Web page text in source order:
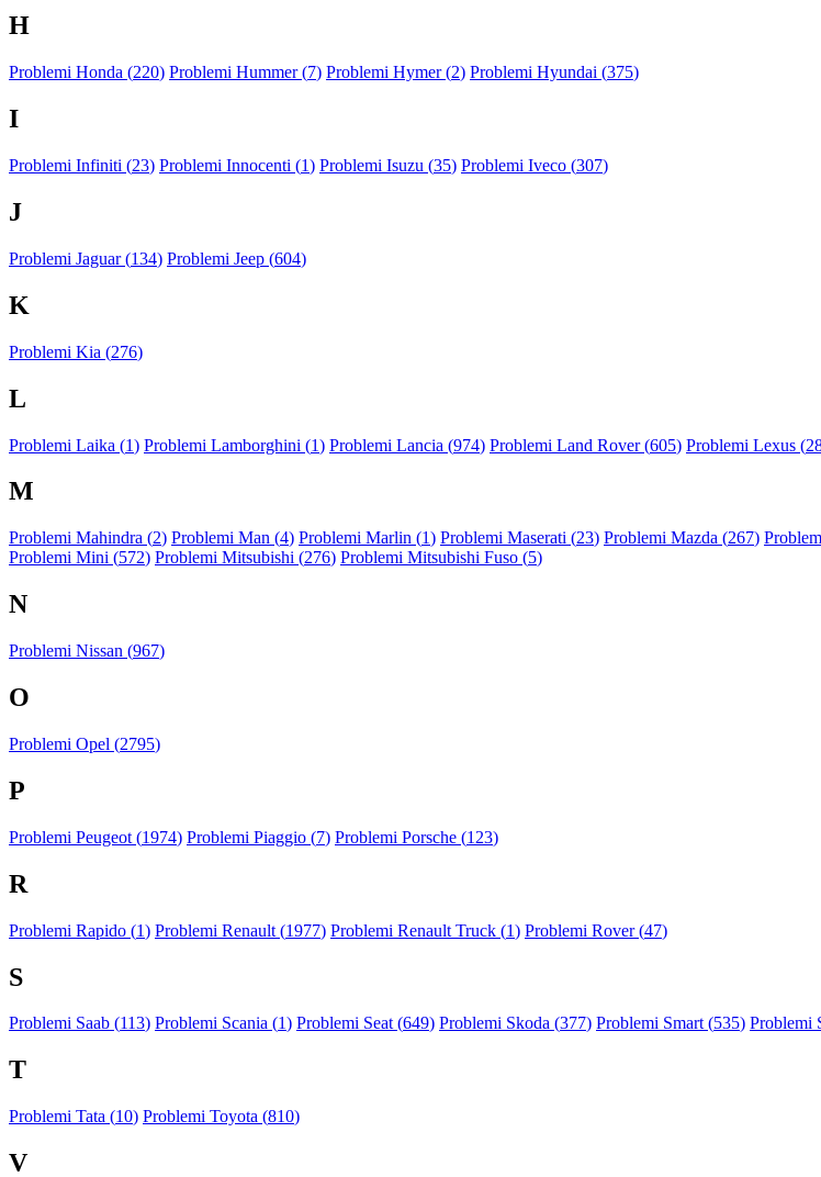
H
Problemi Honda (220) Problemi Hummer (7) Problemi Hymer (2) Problemi Hyundai (375)
I
Problemi Infiniti (23) Problemi Innocenti (1) Problemi Isuzu (35) Problemi Iveco (307)
J
Problemi Jaguar (134) Problemi Jeep (604)
K
Problemi Kia (276)
L
Problemi Laika (1) Problemi Lamborghini (1) Problemi Lancia (974) Problemi Land Rover (605) Problemi Lexus (
M
Problemi Mahindra (2) Problemi Man (4) Problemi Marlin (1) Problemi Maserati (23) Problemi Mazda (267)
Problemi Mini (572) Problemi Mitsubishi (276) Problemi Mitsubishi Fuso (5)
N
Problemi Nissan (967)
O
Problemi Opel (2795)
P
Problemi Peugeot (1974) Problemi Piaggio (7) Problemi Porsche (123)
R
Problemi Rapido (1) Problemi Renault (1977) Problemi Renault Truck (1) Problemi Rover (47)
S
Problemi Saab (113) Problemi Scania (1) Problemi Seat (649) Problemi Skoda (377) Problemi Smart (535) Problemi
T
Problemi Tata (10) Problemi Toyota (810)
V